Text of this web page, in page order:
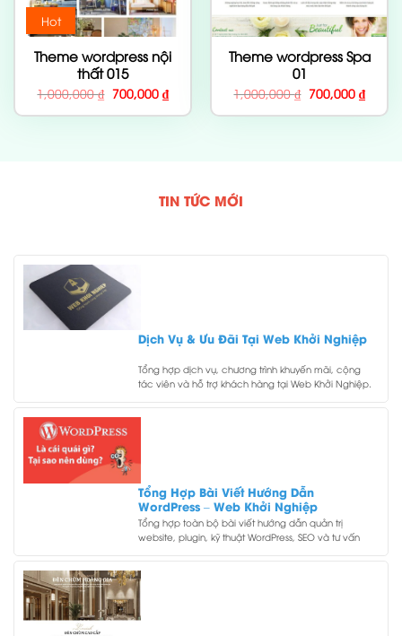
Hot
Theme wordpress nội
thất 015
1,000,000₫ Giá
gốc
là:
700,000 ₫Giá
hiện
tại
Theme wordpress Spa
01
1,000,000₫ Giá
gốc
là:
700,000 ₫Giá
hiện
tại
TIN TỨC MỚI
Dịch Vụ & Ưu Đãi Tại Web Khởi Nghiệp
Tổng hợp dịch vụ, chương trình khuyến mãi, cộng
tác viên và hỗ trợ khách hàng tại Web Khởi Nghiệp.
Tổng Hợp Bài Viết Hướng Dẫn
WordPress – Web Khởi Nghiệp
Tổng hợp toàn bộ bài viết hướng dẫn quản trị
website, plugin, kỹ thuật WordPress, SEO và tư vấn